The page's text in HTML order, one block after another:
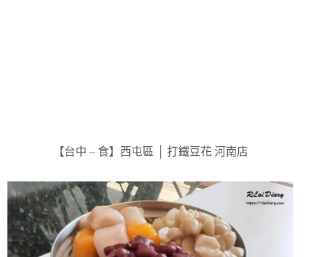
【台中 – 食】西屯區 │ 打鐵豆花 河南店